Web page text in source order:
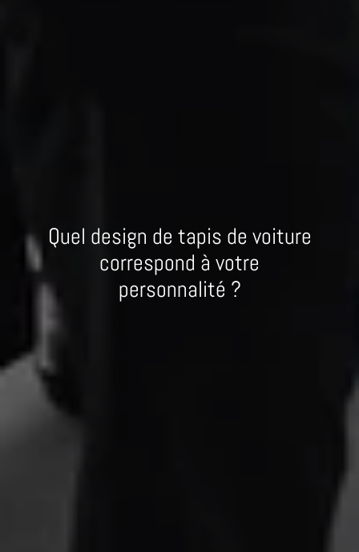
Quel design de tapis de voiture
correspond à votre
personnalité ?